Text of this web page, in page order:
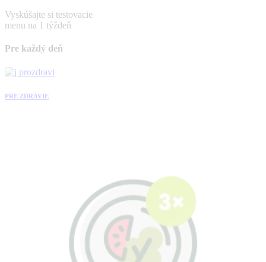
Vyskúšajte si testovacie
menu na 1 týždeň
Pre každý deň
PRE ZDRAVIE